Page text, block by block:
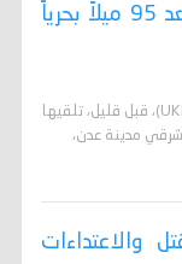
عاجل / انفجار قرب ناقلة نفط على بُعد 95 ميلاً بحرياً
أعلنت هيئة عمليات التجارة البحرية البريطانية (UKMTO)، قبل قليل، تلقيها
بحرياً جنوب شرقي مدينة عدن،
والاعتداءات